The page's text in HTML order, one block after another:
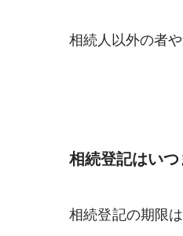
相続人以外の者
相続登記はい
相続登記の期限